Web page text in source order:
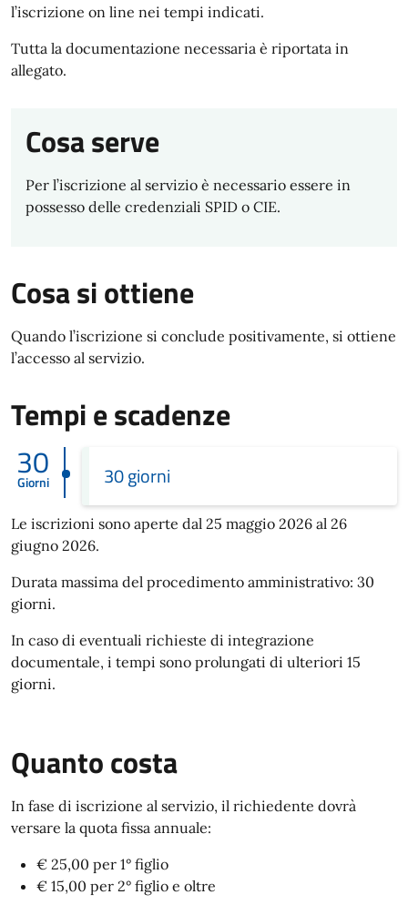
l’iscrizione on line nei tempi indicati.
Tutta la documentazione necessaria è riportata in
allegato.
Cosa serve
Per l’iscrizione al servizio è necessario essere in
possesso delle credenziali SPID o CIE.
Cosa si ottiene
Quando l’iscrizione si conclude positivamente, si ottiene
l’accesso al servizio.
Tempi e scadenze
30
Giorni 30 giorni
Le iscrizioni sono aperte dal 25 maggio 2026 al 26
giugno 2026.
Durata massima del procedimento amministrativo: 30
giorni.
In caso di eventuali richieste di integrazione
documentale, i tempi sono prolungati di ulteriori 15
giorni.
Quanto costa
In fase di iscrizione al servizio, il richiedente dovrà
versare la quota fissa annuale:
€ 25,00 per 1° figlio
€ 15,00 per 2° figlio e oltre